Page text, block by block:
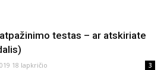
testas – ar atskiriate
18 lapkričio 3